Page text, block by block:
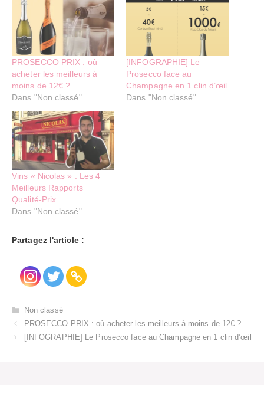
PROSECCO PRIX : où
acheter les meilleurs à
moins de 12€ ?
Dans "Non classé"
[INFOGRAPHIE] Le
Prosecco face au
Champagne en 1 clin d’œil
Dans "Non classé"
Vins « Nicolas » : Les 4
Meilleurs Rapports
Qualité-Prix
Dans "Non classé"
Partagez l'article :
Catégories
Non classé
PROSECCO PRIX : où acheter les meilleurs à moins de 12€ ?
[INFOGRAPHIE] Le Prosecco face au Champagne en 1 clin d’œil